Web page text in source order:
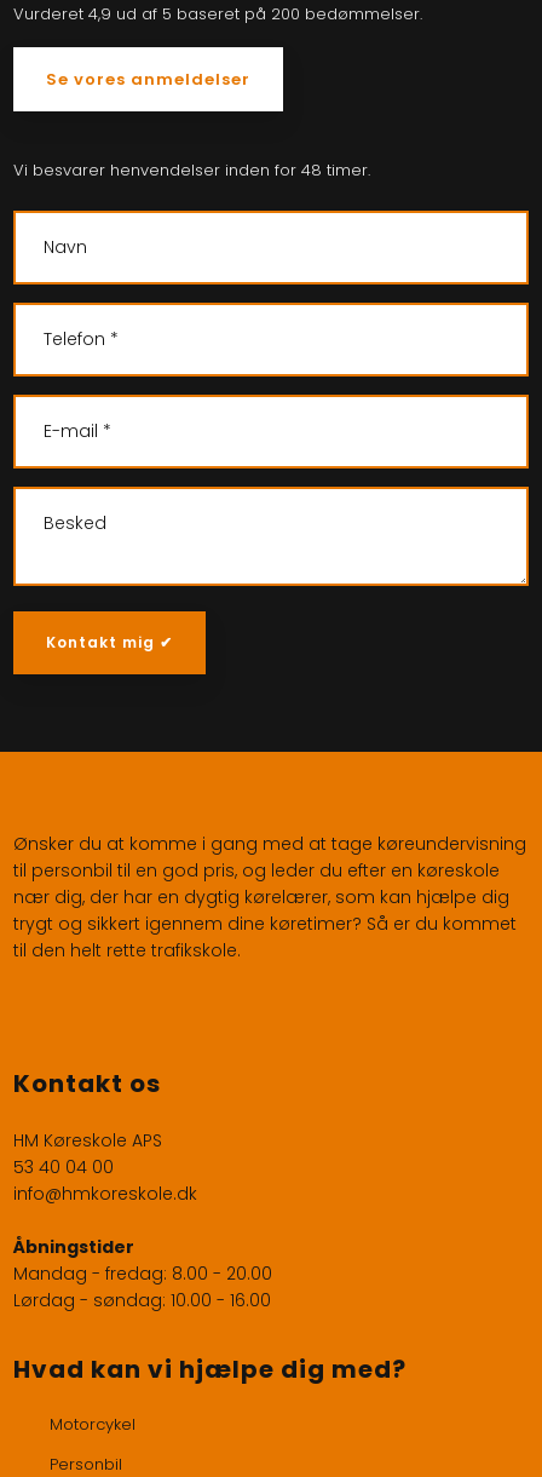
Vurderet 4,9 ud af 5 baseret på 200 bedømmelser.​
Se vores anmeldelser​
Vi besvarer henvendelser inden for 48 timer.​​
Ønsker du at komme i gang med at tage køreundervisning
til personbil til en god pris, og leder du efter en køreskole
nær dig, der har en dygtig kørelærer, som kan hjælpe dig
trygt og sikkert igennem dine køretimer? Så er du kommet
til den helt rette trafikskole.
Kontakt os
HM Køreskole APS
53 40 04 00
info@hmkoreskole.dk
Åbningstider
Mandag - fredag: 8.00 - 20.00​
Lørdag - søndag: 10.00 - 16.00​​
Hvad kan vi hjælpe dig med?
Motorcykel
Personbil